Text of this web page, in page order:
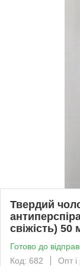
Твердий
свіжість) 50
Готово до
Код: 682
Опт і